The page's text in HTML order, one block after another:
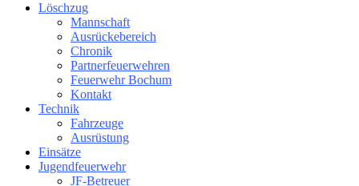
Löschzug
Mannschaft
Ausrückebereich
Chronik
Partnerfeuerwehren
Feuerwehr Bochum
Kontakt
Technik
Fahrzeuge
Ausrüstung
Einsätze
Jugendfeuerwehr
JF-Betreuer